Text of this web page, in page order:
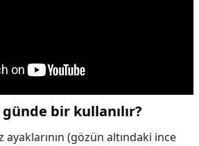
bir kullanılır?
(gözün altındaki ince